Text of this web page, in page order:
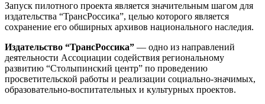
Запуск пилотного проекта является значительным шагом для
издательства “ТрансРоссика”, целью которого является
сохранение его обширных архивов национального наследия.
Издательство “ТрансРоссика” — одно из направлений
деятельности Ассоциации содействия региональному
развитию “Столыпинский центр” по проведению
просветительской работы и реализации социально-значимых,
образовательно-воспитательных и культурных проектов.